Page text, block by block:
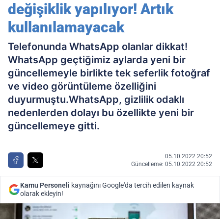
değişiklik yapılıyor! Artık
kullanılamayacak
Telefonunda WhatsApp olanlar dikkat!
WhatsApp geçtiğimiz aylarda yeni bir
güncellemeyle birlikte tek seferlik fotoğraf
ve video görüntüleme özelliğini
duyurmuştu.WhatsApp, gizlilik odaklı
nedenlerden dolayı bu özellikte yeni bir
güncellemeye gitti.
05.10.2022 20:52
Güncelleme: 05.10.2022 20:52
Kamu Personeli kaynağını Google'da tercih edilen kaynak
olarak ekleyin!